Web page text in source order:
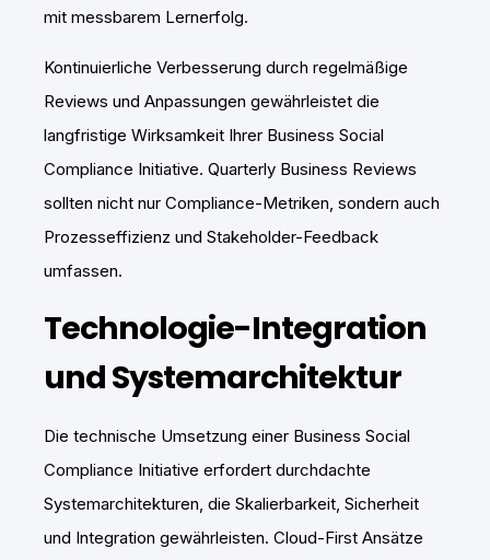
mit messbarem Lernerfolg.
Kontinuierliche Verbesserung durch regelmäßige
Reviews und Anpassungen gewährleistet die
langfristige Wirksamkeit Ihrer Business Social
Compliance Initiative. Quarterly Business Reviews
sollten nicht nur Compliance-Metriken, sondern auch
Prozesseffizienz und Stakeholder-Feedback
umfassen.
Technologie-Integration
und Systemarchitektur
Die technische Umsetzung einer Business Social
Compliance Initiative erfordert durchdachte
Systemarchitekturen, die Skalierbarkeit, Sicherheit
und Integration gewährleisten. Cloud-First Ansätze